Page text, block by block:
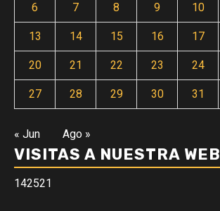
6 7 8 9 10
13 14 15 16 17
20 21 22 23 24
27 28 29 30 31
« Jun Ago »
VISITAS A NUESTRA WEB
142521